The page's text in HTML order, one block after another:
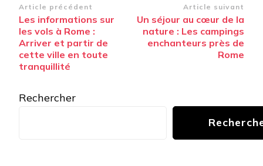
Navigation
d’article
Article précédent
Les informations sur
les vols à Rome :
Arriver et partir de
cette ville en toute
tranquillité
Article suivant
Un séjour au cœur de la
nature : Les campings
enchanteurs près de
Rome
Rechercher